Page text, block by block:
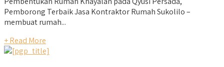
Pemborong Terbaik Jasa Kontraktor Rumah Sukolilo –
membuat rumah...
+ Read More